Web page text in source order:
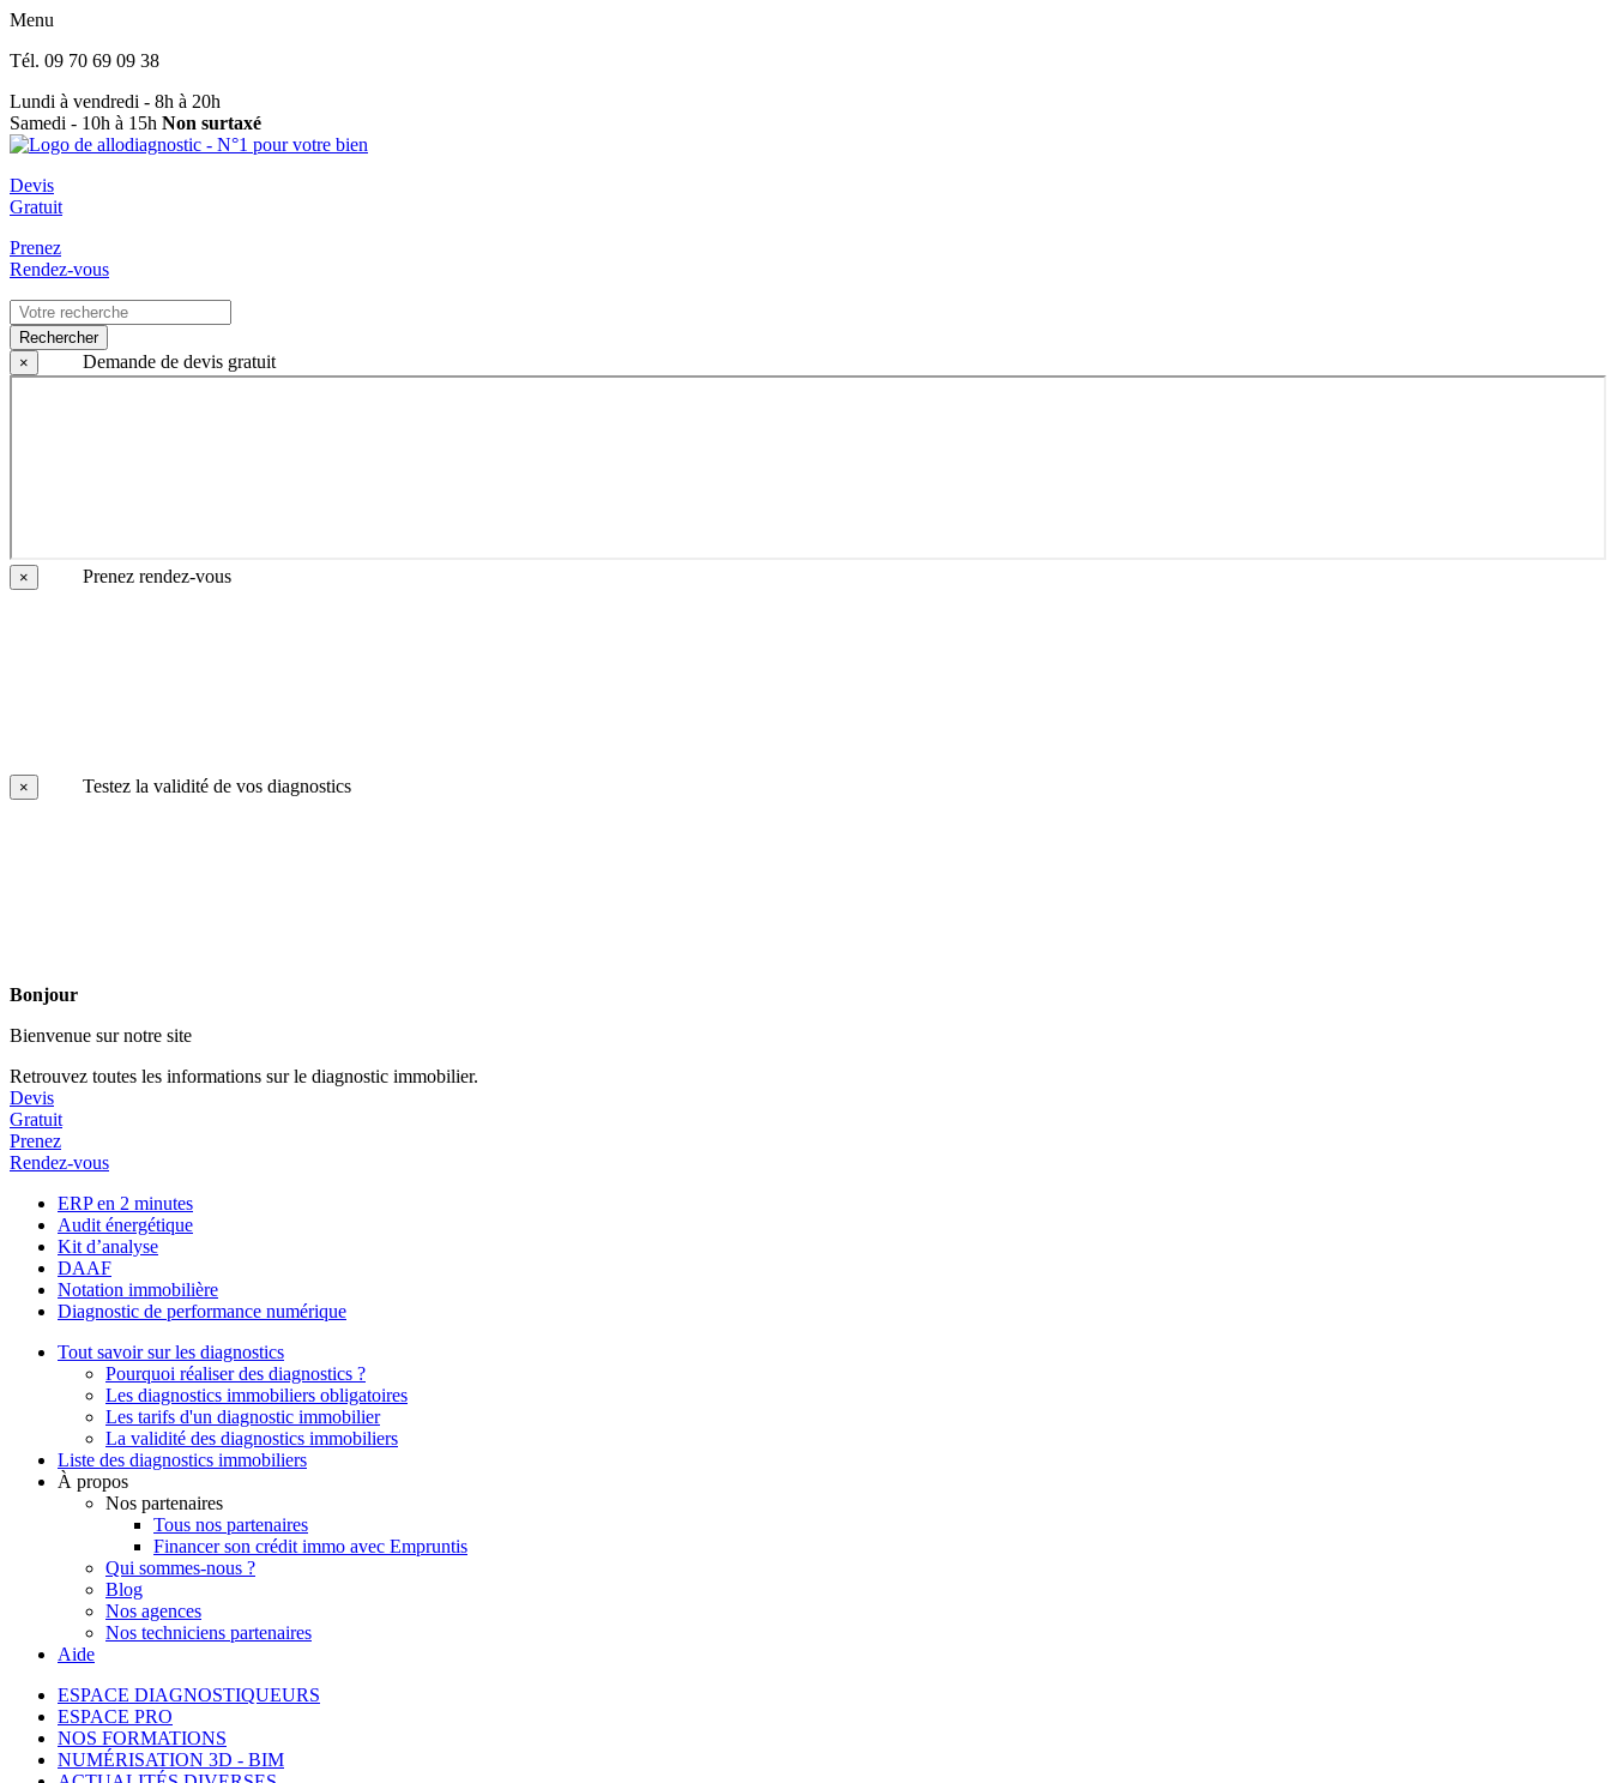
Menu
Tél. 09 70 69 09 38
Lundi à vendredi - 8h à 20h
Samedi - 10h à 15h Non surtaxé
Devis
Gratuit
Prenez
Rendez-vous
Rechercher
×
Demande de devis gratuit
× Prenez rendez-vous
× Testez la validité de vos diagnostics
Bonjour
Bienvenue sur notre site
Retrouvez toutes les informations sur le diagnostic immobilier.
Devis
Gratuit
Prenez
Rendez-vous
ERP en 2 minutes
Audit énergétique
Kit d’analyse
DAAF
Notation immobilière
Diagnostic de performance numérique
Tout savoir sur les diagnostics
Pourquoi réaliser des diagnostics ?
Les diagnostics immobiliers obligatoires
Les tarifs d'un diagnostic immobilier
La validité des diagnostics immobiliers
Liste des diagnostics immobiliers
À propos
Nos partenaires
Tous nos partenaires
Financer son crédit immo avec Empruntis
Qui sommes-nous ?
Blog
Nos agences
Nos techniciens partenaires
Aide
ESPACE DIAGNOSTIQUEURS
ESPACE PRO
NOS FORMATIONS
NUMÉRISATION 3D - BIM